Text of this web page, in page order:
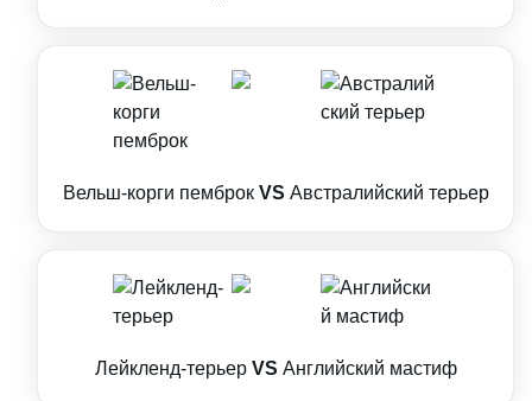
Вельш-корги пемброк VS Австралийский терьер
Лейкленд-терьер VS Английский мастиф